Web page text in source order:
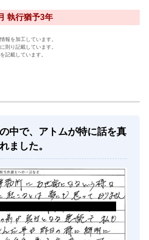
執行猶予3年
報を加工しています。
則り記載しています。
記載しています。
中で、アトムが特に話を真
ました。